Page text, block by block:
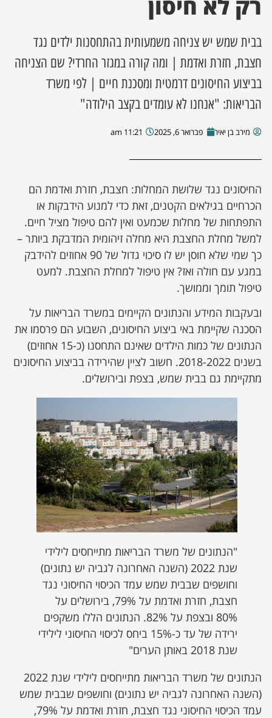
השבוע
מקומית
עסקים
רק לא חיסון
בבית שמש יש צניחה משמעותית בהתחסנות ילדים נגד
חצבת, חזרת ואדמת | ומה קורה במגזר החרדי? שם הצניחה
בביצוע החיסונים דרמטית ומסכנת חיים | לפי משרד
הבריאות: "אנחנו לא עומדים בקצב הילודה"
מירב בן יאיר פברואר 6, 2025 11:21 am
החיסונים נגד שלושת המחלות: חצבת, חזרת ואדמת הם
הכרחיים בגילאים הקטנים, זאת כדי למנוע הידבקות או
התפתחות של מחלות שכמעט ואין להם טיפול מציל חיים.
למשל מחלת החצבת היא מחלה זיהומית המדבקת ביותר –
כך שמי שלא חוסן יש לו סיכוי גדול של 90 אחוזים להידבק
במגע עם חולה ואז? אין טיפול למחלת החצבת. למעט
טיפול תומך וממושך.
ובעקבות המידע והנתונים הקיימים במשרד הבריאות על
הסכנה שקיימת באי ביצוע החיסונים, השבוע הם פרסמו את
הנתונים של כמות הילדים שאינם התחסנו (כ-15 אחוזים)
בשנים 2018-2022. חשוב לציין שהירידה בביצוע החיסונים
מתקיימת גם בבית שמש, בצפת ובירושלים.
"הנתונים של משרד הבריאות מתייחסים לילידי
שנת 2022 (השנה האחרונה לגביה יש נתונים)
וחושפים שבבית שמש עמד הכיסוי החיסוני נגד
חצבת, חזרת ואדמת על 79%, בירושלים על
80% ובצפת על 82%. הנתונים הללו משקפים
ירידה של עד כ-15% ביחס לכיסוי החיסוני לילידי
שנת 2018 באותן הערים"
הנתונים של משרד הבריאות מתייחסים לילידי שנת 2022
(השנה האחרונה לגביה יש נתונים) וחושפים שבבית שמש
עמד הכיסוי החיסוני נגד חצבת, חזרת ואדמת על 79%,